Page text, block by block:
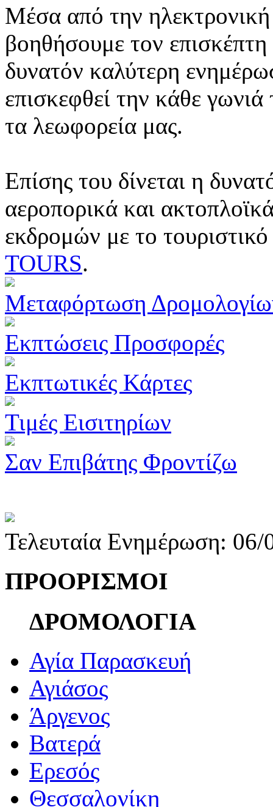
Μέσα από την ηλεκτρονική
βοηθήσουμε τον
δυνατόν καλύτερη
επισκεφθεί την κάθε
τα λεωφορεία μας.
Επίσης του δίνεται η
αεροπορικά και
εκδρομών με το
TOURS.
Μεταφόρτωση
Εκπτώσεις Προσφορές
Εκπτωτικές Κάρτες
Τιμές Εισιτηρίων
Σαν Επιβάτης Φροντίζω
Τελευταία Ενημέρωση:
ΠΡΟΟΡΙΣΜΟΙ
ΔΡΟΜΟΛΟΓΙΑ
Αγία Παρασκευή
Αγιάσος
Άργενος
Βατερά
Ερεσός
Θεσσαλονίκη